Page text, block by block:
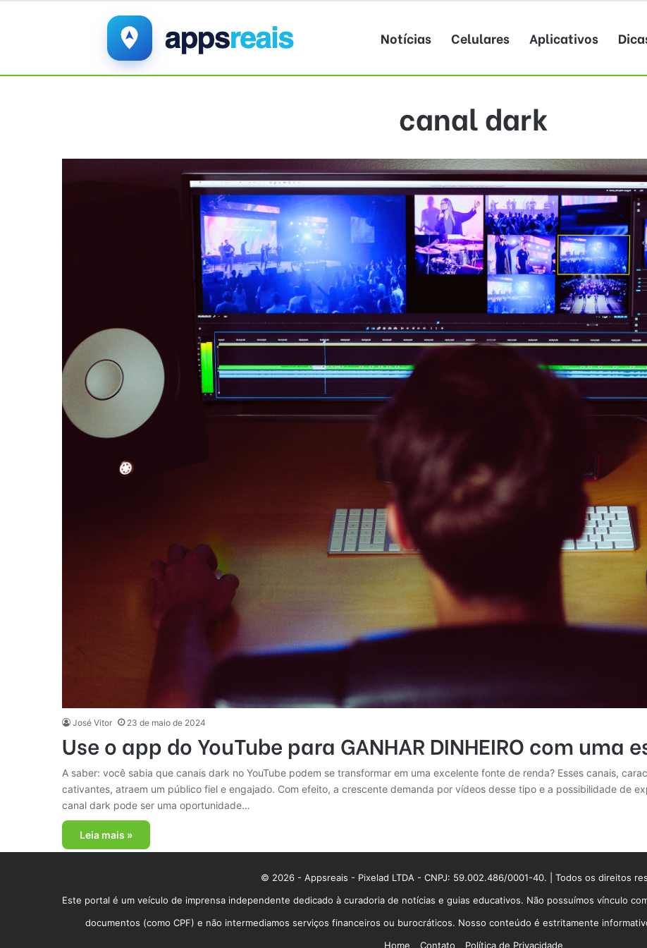
Notícias Celulares Aplicativos
canal dark
José Vitor 23 de maio de 2024
Use o app do YouTube para GANHAR DINHEIRO com uma
A saber: você sabia que canais dark no YouTube podem se transformar em uma excelente fonte de renda? Esses canais,
cativantes, atraem um público fiel e engajado. Com efeito, a crescente demanda por vídeos desse tipo e a possibilidade de
canal dark pode ser uma oportunidade…
Leia mais »
© 2026 - Appsreais - Pixelad LTDA - CNPJ: 59.002.486/0001-40. | Todos os direitos
Este portal é um veículo de imprensa independente dedicado à curadoria de notícias e guias educativos. Não possuímos vínculo
documentos (como CPF) e não intermediamos serviços financeiros ou burocráticos. Nosso conteúdo é estritamente
Home
Contato Política de Privacidade